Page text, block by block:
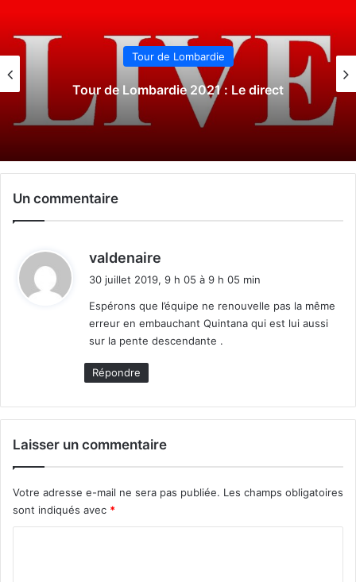
Tour de Lombardie
Tour de Lombardie 2021 : Le direct
Un commentaire
valdenaire
:
30 juillet 2019, 9 h 05 à 9 h 05 min
Espérons que l’équipe ne renouvelle pas la même
erreur en embauchant Quintana qui est lui aussi
sur la pente descendante .
Répondre
Laisser un commentaire
Votre adresse e-mail ne sera pas publiée. Les champs obligatoires
sont indiqués avec *